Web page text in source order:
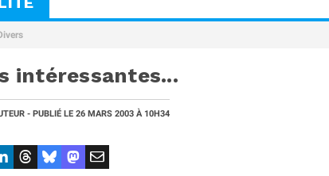
intéressantes...
- PUBLIÉ LE 26 MARS 2003 À 10H34